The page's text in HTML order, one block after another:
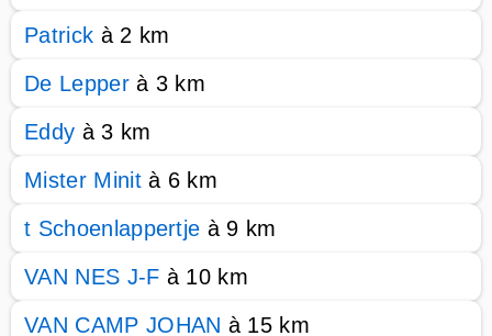
Patrick à 2 km
De Lepperà 3 km
Eddy à 3 km
Mister Minità 6 km
t Schoenlappertje à 9 km
VAN NES J-F à 10 km
VAN CAMP JOHAN à 15 km